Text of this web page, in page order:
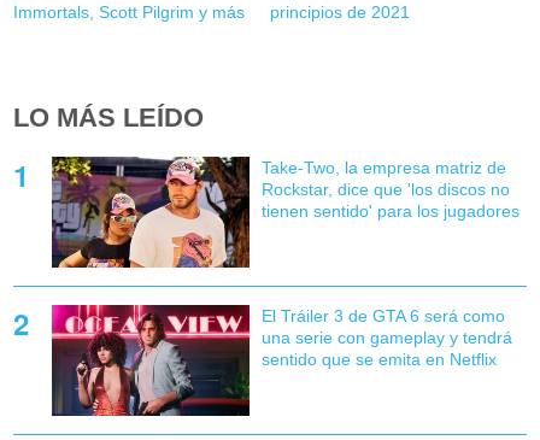
Immortals, Scott Pilgrim y más
principios de 2021
LO MÁS LEÍDO
Take-Two, la empresa matriz de
Rockstar, dice que 'los discos no
tienen sentido' para los jugadores
El Tráiler 3 de GTA 6 será como
una serie con gameplay y tendrá
sentido que se emita en Netflix